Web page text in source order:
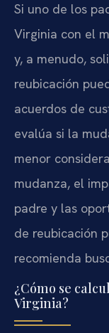
Si uno de los
Virginia con el
y, a menudo,
reubicación
acuerdos de
evalúa si la
menor
mudanza, el
padre y las
de reubicación
recomienda
¿Cómo se
Virginia?